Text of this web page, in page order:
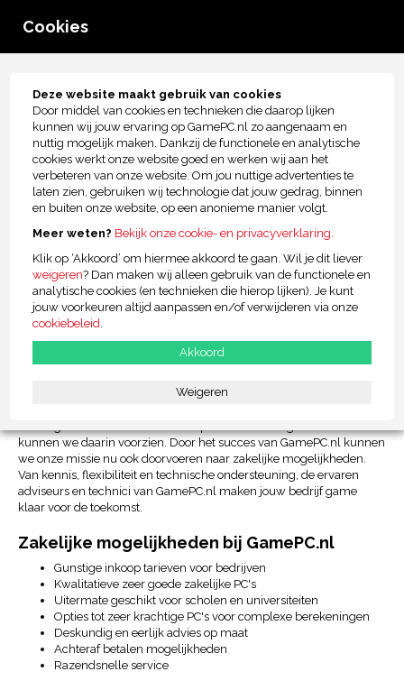
Cookies
Deze website maakt gebruik van cookies
Door middel van cookies en technieken die daarop lijken
kunnen wij jouw ervaring op GamePC.nl zo aangenaam en
nuttig mogelijk maken. Dankzij de functionele en analytische
cookies werkt onze website goed en werken wij aan het
verbeteren van onze website. Om jou nuttige advertenties te
laten zien, gebruiken wij technologie dat jouw gedrag, binnen
en buiten onze website, op een anonieme manier volgt.
Meer weten? Bekijk onze cookie- en privacyverklaring.
Klik op ‘Akkoord’ om hiermee akkoord te gaan. Wil je dit liever
weigeren? Dan maken wij alleen gebruik van de functionele en
analytische cookies (en technieken die hierop lijken). Je kunt
jouw voorkeuren altijd aanpassen en/of verwijderen via onze
cookiebeleid.
Akkoord
Weigeren
Zakelijke mogelijkheden
De expertise om jouw bedrijf te
ondersteunen
We snappen dat gamen een erg leuke hobby is en dat gamers er
veel plezier uit halen. Wat wij willen bereiken is dat het kopen van de
juiste Game PC voor de favoriete games op een eenvoudige manier
gebeurt. Ook voor bedrijven is gaming steeds interessanter en staat
gaming vol in de schijnwerpers.
Sommige bedrijven vragen om net dat een beetje extra, bijvoorbeeld
kunnen we daarin voorzien. Door het succes van GamePC.nl kunnen
we onze missie nu ook doorvoeren naar zakelijke mogelijkheden.
Van kennis, flexibiliteit en technische ondersteuning, de ervaren
adviseurs en technici van GamePC.nl maken jouw bedrijf game
klaar voor de toekomst.
Zakelijke mogelijkheden bij GamePC.nl
Gunstige inkoop tarieven voor bedrijven
Kwalitatieve zeer goede zakelijke PC's
Uitermate geschikt voor scholen en universiteiten
Opties tot zeer krachtige PC's voor complexe berekeningen
Deskundig en eerlijk advies op maat
Achteraf betalen mogelijkheden
Razendsnelle service